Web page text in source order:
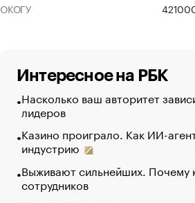
ОКОГУ
Интересное на РБК
Насколько ваш авторитет
лидеров
Казино проиграло. Как ИИ-
индустрию
Выживают сильнейших. Почему
сотрудников